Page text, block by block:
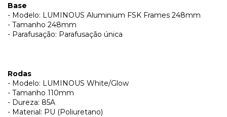
Base
- Modelo: LUMINOUS Aluminium FSK Frames 248mm
- Tamanho 248mm
- Parafusação: Parafusação única
Rodas
- Modelo: LUMINOUS White/Glow
- Tamanho 110mm
- Dureza: 85A
- Material: PU (Poliuretano)